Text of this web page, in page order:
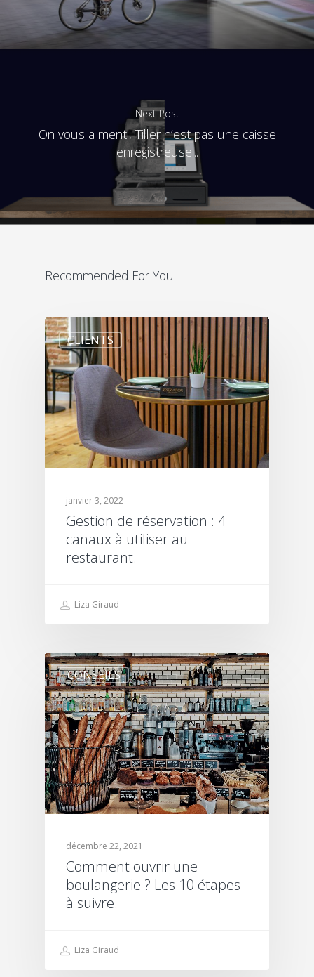
Next Post
On vous a menti, Tiller n’est pas une caisse
enregistreuse...
Recommended For You
CLIENTS
janvier 3, 2022
Gestion de réservation : 4
canaux à utiliser au
restaurant.
Liza Giraud
CONSEILS
décembre 22, 2021
Comment ouvrir une
boulangerie ? Les 10 étapes
à suivre.
Liza Giraud